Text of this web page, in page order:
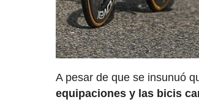
A pesar de que se insunuó
equipaciones y las bicis